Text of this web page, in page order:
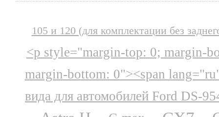
105 и 120 (для комплектации без
<p style="margin-top: 0; margin-
margin-bottom: 0"><span
вида для автомобилей Ford DS-